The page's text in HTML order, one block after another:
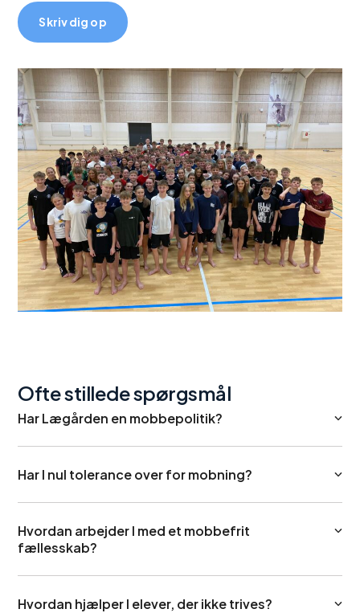
Skriv dig op
Ofte stillede spørgsmål
Har Lægården en mobbepolitik?
Har I nul tolerance over for mobning?
Hvordan arbejder I med et mobbefrit
fællesskab?
Hvordan hjælper I elever, der ikke trives?